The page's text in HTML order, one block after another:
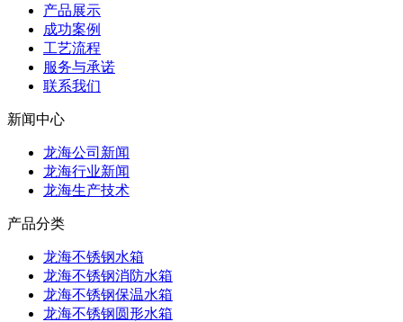
产品展示
成功案例
工艺流程
服务与承诺
联系我们
新闻中心
龙海公司新闻
龙海行业新闻
龙海生产技术
产品分类
龙海不锈钢水箱
龙海不锈钢消防水箱
龙海不锈钢保温水箱
龙海不锈钢圆形水箱